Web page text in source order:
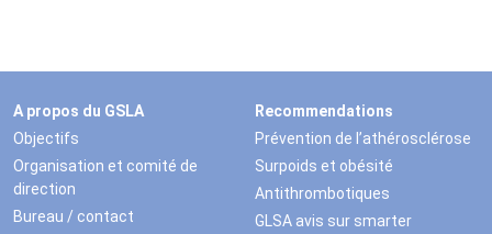
A propos du GSLA
Objectifs
Organisation et comité de
direction
Bureau / contact
Recommendations
Prévention de l’athérosclérose
Surpoids et obésité
Antithrombotiques
GLSA avis sur smarter